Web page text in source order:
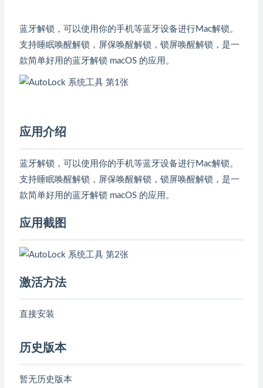
蓝牙解锁，可以使用你的手机等蓝牙设备进行Mac解锁。
支持睡眠唤醒解锁，屏保唤醒解锁，锁屏唤醒解锁，是一
款简单好用的蓝牙解锁 macOS 的应用。
应用介绍
蓝牙解锁，可以使用你的手机等蓝牙设备进行Mac解锁。
支持睡眠唤醒解锁，屏保唤醒解锁，锁屏唤醒解锁，是一
款简单好用的蓝牙解锁 macOS 的应用。
应用截图
激活方法
直接安装
历史版本
暂无历史版本